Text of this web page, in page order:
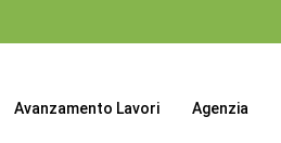
Avanzamento Lavori Agenzia